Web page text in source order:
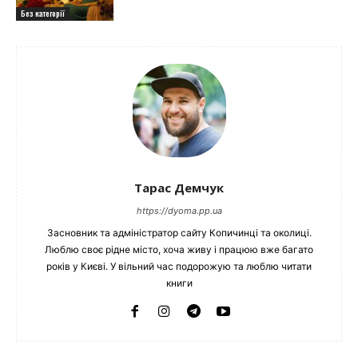
Без категорії
Тарас Демчук
https://dyoma.pp.ua
Засновник та адміністратор сайту Копичинці та околиці.
Люблю своє рідне місто, хоча живу і працюю вже багато
років у Києві. У вільний час подорожую та люблю читати
книги